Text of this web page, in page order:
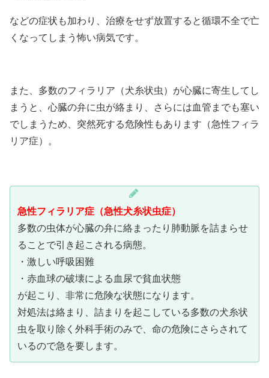
などの症状も加わり、治療をせず放置すると循環不全で亡
くなってしまう怖い病気です。
また、多数のフィラリア（犬糸状虫）が心臓に寄生してし
まうと、心臓の弁に虫が絡まり、さらには血管までも塞い
でしまうため、突然死する危険性もあります（急性フィラ
リア症）。
急性フィラリア症（急性犬糸状虫症）
多数の虫体が心臓の弁に絡まったり肺動脈を詰まらせ
ることで引き起こされる病態。
・激しい呼吸困難
・赤血球の破壊による血尿で貧血状態
が起こり、非常に危険な状態になります。
対処法は絡まり、詰まりを起こしている多数の犬糸状
虫を取り除く外科手術のみで、命の危険にさらされて
いるので急を要します。